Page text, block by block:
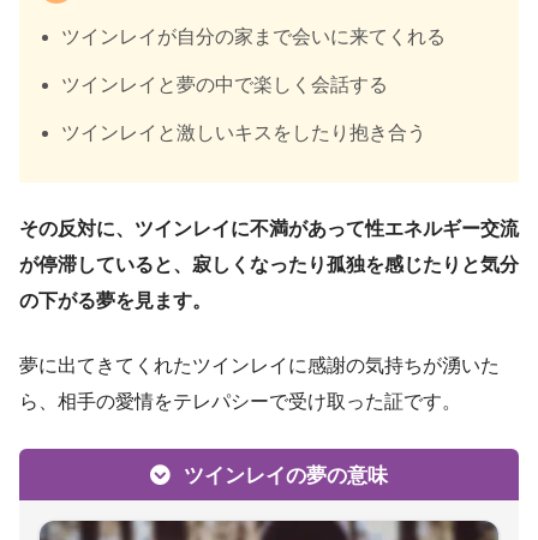
ツインレイが自分の家まで会いに来てくれる
ツインレイと夢の中で楽しく会話する
ツインレイと激しいキスをしたり抱き合う
その反対に、ツインレイに不満があって性エネルギー交流
が停滞していると、寂しくなったり孤独を感じたりと気分
の下がる夢を見ます。
夢に出てきてくれたツインレイに感謝の気持ちが湧いた
ら、相手の愛情をテレパシーで受け取った証です。
ツインレイの夢の意味